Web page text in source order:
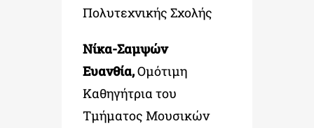
Πολυτεχνικής Σχολής
Νίκα-Σαμψών
Ευανθία,Ομότιμη
Καθηγήτρια του
Τμήματος Μουσικών